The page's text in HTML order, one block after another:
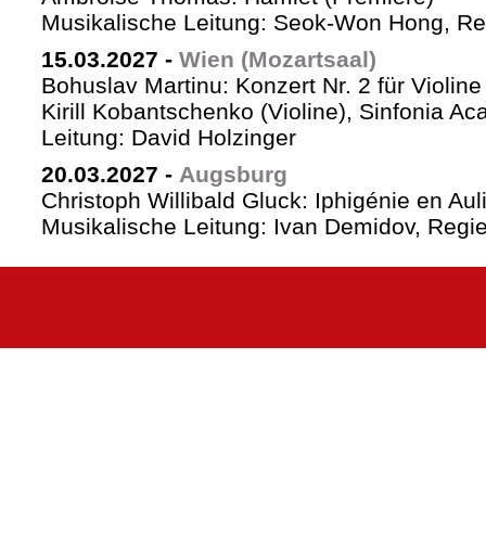
Musikalische Leitung: Seok-Won Hong,
15.03.2027 - Wien (Mozartsaal)
Bohuslav Martinu: Konzert Nr. 2 für
Kirill Kobantschenko (Violine), Sinfonia
Leitung: David Holzinger
20.03.2027 - Augsburg
Christoph Willibald Gluck: Iphigénie en
Musikalische Leitung: Ivan Demidov,